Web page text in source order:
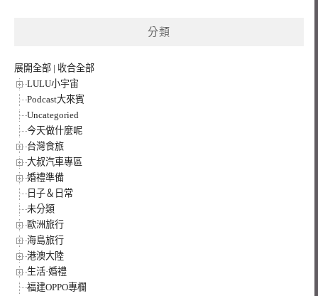
分類
展開全部 | 收合全部
LULU小宇宙
Podcast大來賓
Uncategoried
今天做什麼呢
台灣食旅
大叔汽車專區
婚禮準備
日子＆日常
未分類
歐洲旅行
海島旅行
港澳大陸
生活·婚禮
福建OPPO專欄